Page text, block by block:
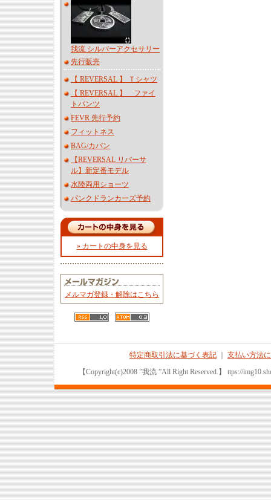
我流 シルバーアクセサリー
先行販売
【 REVERSAL 】 Ｔシャツ
【 REVERSAL 】 ファイ
トパンツ
FEVR 先行予約
フィットネス
BAG/カバン
【REVERSAL リバーサ
ル】新定番モデル
水陸両用ショーツ
パンクドランカーズ予約
» カートの中身を見る
メルマガ登録・解除はこちら
特定商取引法に基づく表記
支払い方法
【Copyright(c)2008 ”我流 ”All Right Reserved.】 ttps://